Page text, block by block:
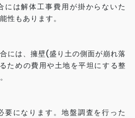
は解体工事費用が掛からないた
性もあります。
には、擁壁(盛り土の側面が崩れ落
ための費用や土地を平坦にする整
になります。地盤調査を行った